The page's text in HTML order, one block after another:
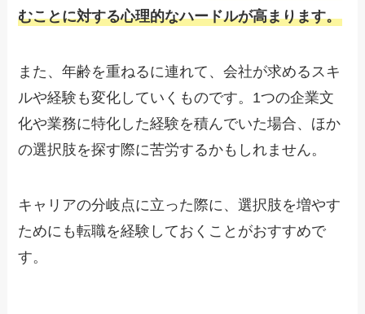
むことに対する心理的なハードルが高まります。
また、年齢を重ねるに連れて、会社が求めるスキ
ルや経験も変化していくものです。1つの企業文
化や業務に特化した経験を積んでいた場合、ほか
の選択肢を探す際に苦労するかもしれません。
キャリアの分岐点に立った際に、選択肢を増やす
ためにも転職を経験しておくことがおすすめで
す。